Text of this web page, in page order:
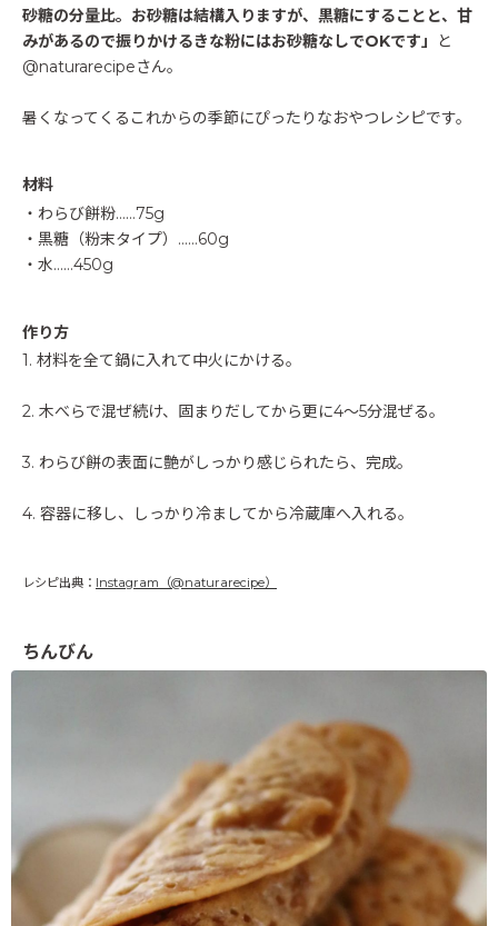
砂糖の分量比。お砂糖は結構入りますが、黒糖にすることと、甘
みがあるので振りかけるきな粉にはお砂糖なしでOKです」
と
@naturarecipeさん。
暑くなってくるこれからの季節にぴったりなおやつレシピです。
材料
・わらび餅粉……75g
・黒糖（粉末タイプ）……60g
・水……450g
作り方
1. 材料を全て鍋に入れて中火にかける。
2. 木べらで混ぜ続け、固まりだしてから更に4～5分混ぜる。
3. わらび餅の表面に艶がしっかり感じられたら、完成。
4. 容器に移し、しっかり冷ましてから冷蔵庫へ入れる。
レシピ出典： Instagram（@naturarecipe）
ちんびん